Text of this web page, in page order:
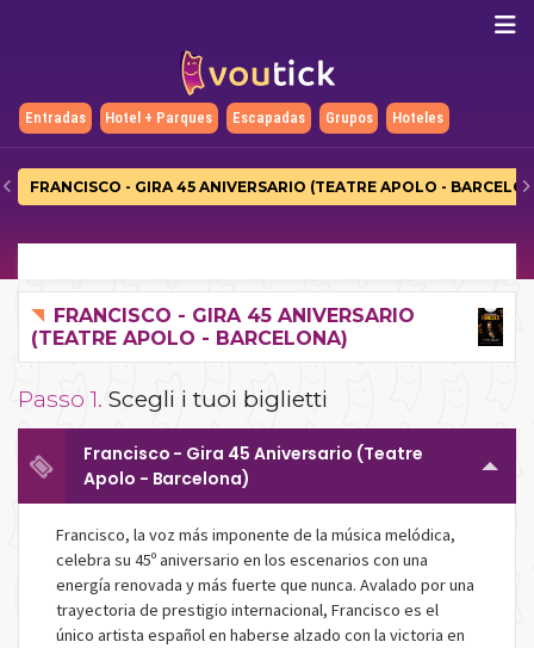
Entradas Hotel + Parques Escapadas Grupos Hoteles
FRANCISCO - GIRA 45 ANIVERSARIO (TEATRE APOLO -
FRANCISCO - GIRA 45 ANIVERSARIO
(TEATRE APOLO - BARCELONA)
Passo 1. Scegli i tuoi biglietti
Francisco - Gira 45 Aniversario (Teatre
Apolo - Barcelona)
Francisco, la voz más imponente de la música melódica,
celebra su 45º aniversario en los escenarios con una
energía renovada y más fuerte que nunca. Avalado por una
trayectoria de prestigio internacional, Francisco es el
único artista español en haberse alzado con la victoria en